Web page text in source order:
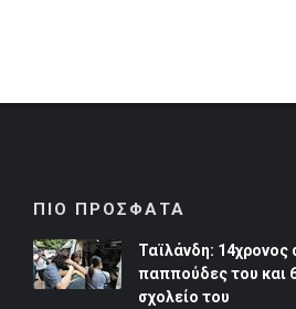
ΠΙΟ ΠΡΟΣΦΑΤΑ
Ταϊλάνδη:
παππούδες του και
σχολείο του